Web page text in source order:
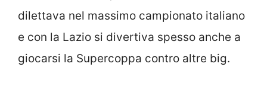
dilettava nel massimo campionato italiano
e con la Lazio si divertiva spesso anche a
giocarsi la Supercoppa contro altre big.